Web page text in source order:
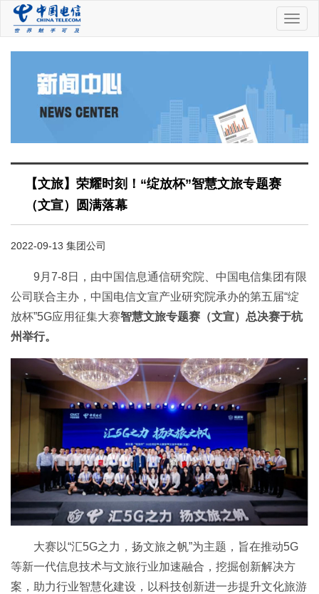
中
国
【文旅】荣耀时刻！“绽放杯”智慧文旅专题赛
（文宣）圆满落幕
2022-09-13 集团公司
9月7-8日，由中国信息通信研究院、中国电信集团有限
公司联合主办，中国电信文宣产业研究院承办的第五届“绽
放杯”5G应用征集大赛智慧文旅专题赛（文宣）总决赛于杭
州举行。
大赛以“汇5G之力，扬文旅之帆”为主题，旨在推动5G
等新一代信息技术与文旅行业加速融合，挖掘创新解决方
案，助力行业智慧化建设，以科技创新进一步提升文化旅游